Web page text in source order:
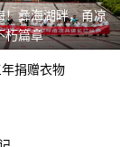
车载
质保
北
！彝海湖畔，甬凉
朽篇章
捐赠衣物